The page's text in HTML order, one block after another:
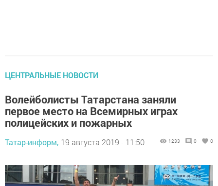
ЦЕНТРАЛЬНЫЕ НОВОСТИ
Волейболисты Татарстана заняли
первое место на Всемирных играх
полицейских и пожарных
Татар-информ, 19 августа 2019 - 11:50 1233 0 0